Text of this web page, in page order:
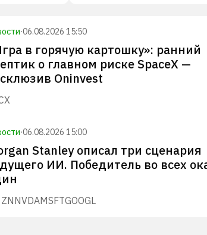
·06.08.2026 15:50
в горячую картошку»: ранний
о главном риске SpaceX —
Oninvest
·06.08.2026 15:00
Stanley описал три сценария
ИИ. Победитель во всех
NVDAMSFTGOOGL